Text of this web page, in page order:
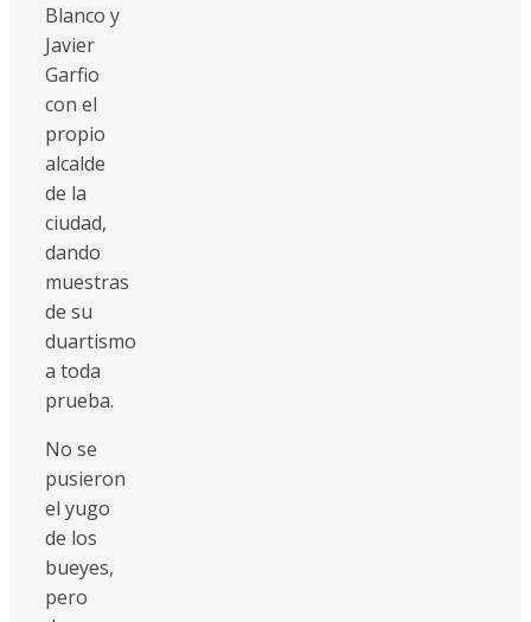
Blanco y
Javier
Garfio
con el
propio
alcalde
de la
ciudad,
dando
muestras
de su
duartismo
a toda
prueba.
No se
pusieron
el yugo
de los
bueyes,
pero